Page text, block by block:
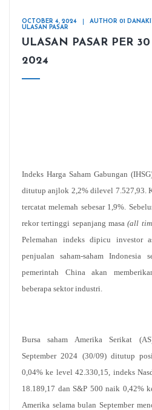
OCTOBER 4, 2024
AUTHOR 01
ULASAN PASAR
ULASAN PASAR PER
2024
Indeks Harga Saham Gabungan
ditutup anjlok 2,2% dilevel 7.527,93.
tercatat melemah sebesar 1,9%.
rekor tertinggi sepanjang masa(all
Pelemahan indeks dipicu investor
penjualan saham-saham Indonesia
pemerintah China akan
beberapa sektor industri.
Bursa saham Amerika Serikat
September 2024 (30/09) ditutup
0,04% ke level 42.330,15, indeks
18.189,17 dan S&P 500 naik 0,42%
Amerika selama bulan September